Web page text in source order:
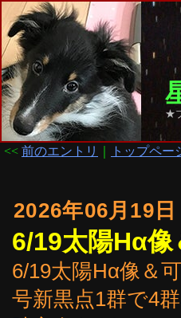
★
<< 前のエントリ トップペー
2026年06月19日
6/19太陽Hα像
6/19太陽Hα像＆
号新黒点1群で4